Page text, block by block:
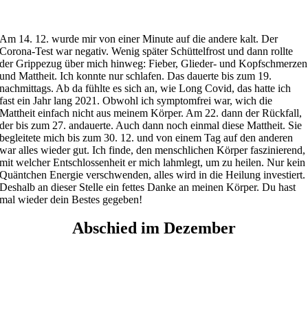
Am 14. 12. wurde mir von einer Minute auf die andere kalt. Der
Corona-Test war negativ. Wenig später Schüttelfrost und dann rollte
der Grippezug über mich hinweg: Fieber, Glieder- und Kopfschmerzen
und Mattheit. Ich konnte nur schlafen. Das dauerte bis zum 19.
nachmittags. Ab da fühlte es sich an, wie Long Covid, das hatte ich
fast ein Jahr lang 2021. Obwohl ich symptomfrei war, wich die
Mattheit einfach nicht aus meinem Körper. Am 22. dann der Rückfall,
der bis zum 27. andauerte. Auch dann noch einmal diese Mattheit. Sie
begleitete mich bis zum 30. 12. und von einem Tag auf den anderen
war alles wieder gut. Ich finde, den menschlichen Körper faszinierend,
mit welcher Entschlossenheit er mich lahmlegt, um zu heilen. Nur kein
Quäntchen Energie verschwenden, alles wird in die Heilung investiert.
Deshalb an dieser Stelle ein fettes Danke an meinen Körper. Du hast
mal wieder dein Bestes gegeben!
Abschied im Dezember